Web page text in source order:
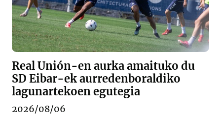
Real Unión-en aurka amaituko du
SD Eibar-ek aurredenboraldiko
lagunartekoen egutegia
2026/08/06